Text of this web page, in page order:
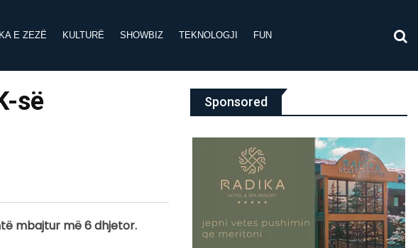
E ZEZË KULTURË SHOWBIZ TEKNOLOGJI FUN
së
mbajtur më 6 dhjetor.
Sponsored